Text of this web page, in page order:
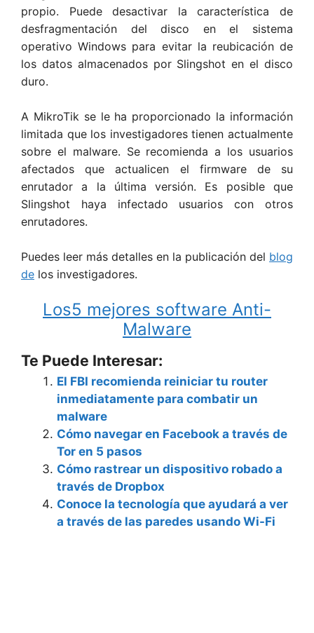
propio. Puede desactivar la característica de
desfragmentación del disco en el sistema
operativo Windows para evitar la reubicación de
los datos almacenados por Slingshot en el disco
duro.
A MikroTik se le ha proporcionado la información
limitada que los investigadores tienen actualmente
sobre el malware. Se recomienda a los usuarios
afectados que actualicen el firmware de su
enrutador a la última versión. Es posible que
Slingshot haya infectado usuarios con otros
enrutadores.
Puedes leer más detalles en la publicación del blog
de los investigadores.
Los5 mejores software Anti-
Malware
Te Puede Interesar:
El FBI recomienda reiniciar tu router
inmediatamente para combatir un
malware
Cómo navegar en Facebook a través de
Tor en 5 pasos
Cómo rastrear un dispositivo robado a
través de Dropbox
Conoce la tecnología que ayudará a ver
a través de las paredes usando Wi-Fi